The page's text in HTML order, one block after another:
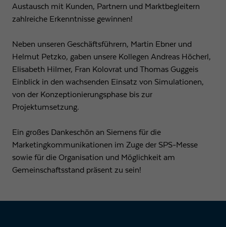
Austausch mit Kunden, Partnern und Marktbegleitern
zahlreiche Erkenntnisse gewinnen!
Neben unseren Geschäftsführern, Martin Ebner und
Helmut Petzko, gaben unsere Kollegen Andreas Höcherl,
Elisabeth Hilmer, Fran Kolovrat und Thomas Guggeis
Einblick in den wachsenden Einsatz von Simulationen,
von der Konzeptionierungsphase bis zur
Projektumsetzung.
Ein großes Dankeschön an Siemens für die
Marketingkommunikationen im Zuge der SPS-Messe
sowie für die Organisation und Möglichkeit am
Gemeinschaftsstand präsent zu sein!